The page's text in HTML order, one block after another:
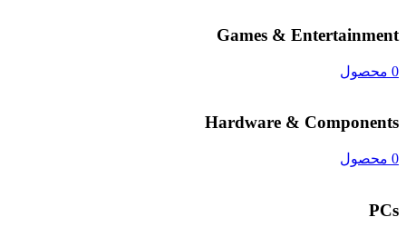
Games & Entertainment
0 محصول
Hardware & Components
0 محصول
PCs